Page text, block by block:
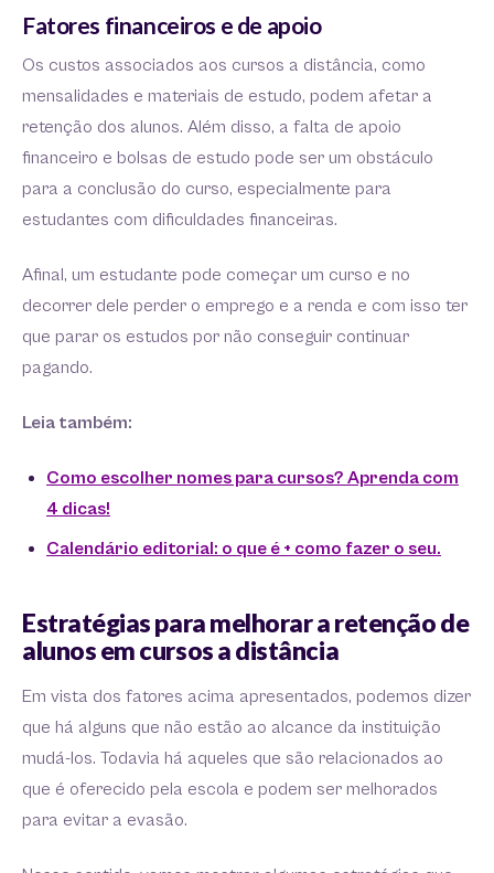
Fatores financeiros e de apoio
Os custos associados aos cursos a distância, como
mensalidades e materiais de estudo, podem afetar a
retenção dos alunos. Além disso, a falta de apoio
financeiro e bolsas de estudo pode ser um obstáculo
para a conclusão do curso, especialmente para
estudantes com dificuldades financeiras.
Afinal, um estudante pode começar um curso e no
decorrer dele perder o emprego e a renda e com isso ter
que parar os estudos por não conseguir continuar
pagando.
Leia também:
Como escolher nomes para cursos? Aprenda com
4 dicas!
Calendário editorial: o que é + como fazer o seu.
Estratégias para melhorar a retenção de
alunos em cursos a distância
Em vista dos fatores acima apresentados, podemos dizer
que há alguns que não estão ao alcance da instituição
mudá-los. Todavia há aqueles que são relacionados ao
que é oferecido pela escola e podem ser melhorados
para evitar a evasão.